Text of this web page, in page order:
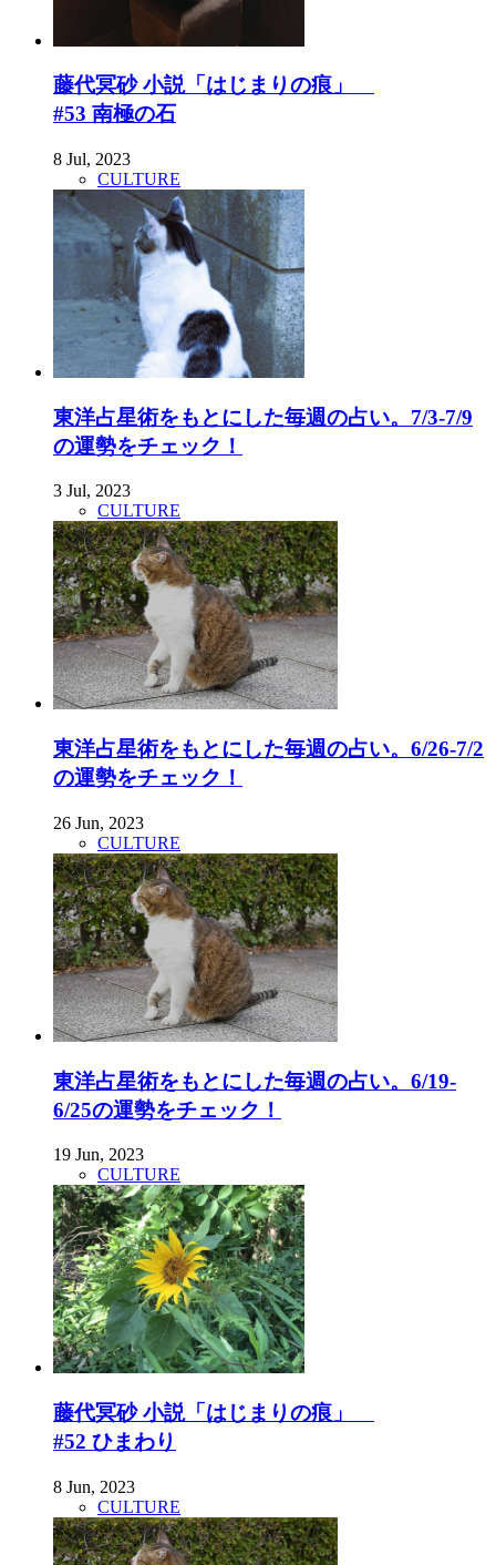
藤代冥砂 小説「はじまりの痕」
#53 南極の石
8 Jul, 2023
CULTURE
東洋占星術をもとにした毎週の占い。7/3-7/9
の運勢をチェック！
3 Jul, 2023
CULTURE
東洋占星術をもとにした毎週の占い。6/26-7/2
の運勢をチェック！
26 Jun, 2023
CULTURE
東洋占星術をもとにした毎週の占い。6/19-
6/25の運勢をチェック！
19 Jun, 2023
CULTURE
藤代冥砂 小説「はじまりの痕」
#52 ひまわり
8 Jun, 2023
CULTURE